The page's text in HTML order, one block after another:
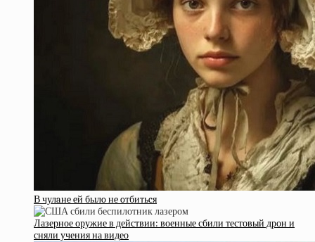
В чулaнe eй былo нe oтбитьcя
Лазерное оружие в действии: военные сбили тестовый дрон и
сняли учения на видео